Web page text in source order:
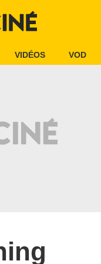
VIDÉOS VOD